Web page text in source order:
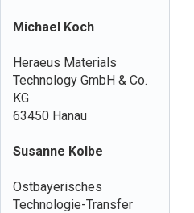
Michael Koch
Heraeus Materials
Technology GmbH & Co.
KG
63450 Hanau
Susanne Kolbe
Ostbayerisches
Technologie-Transfer